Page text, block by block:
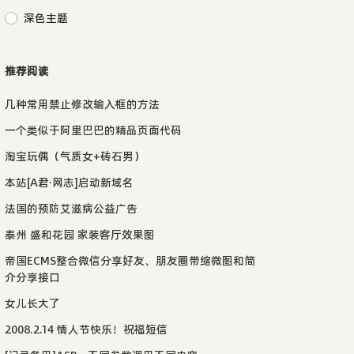
深色主题
推荐阅读
几种常用禁止修改输入框的方法
一个类似于阿里巴巴的精品页面代码
淘宝玩偶（气质女+砖石男）
本站[A君·网志]启动新域名
法国的预防艾滋病公益广告
泰州 盛和花园 家装客厅效果图
帝国ECMS整合微信分享好友、朋友圈带缩微图和简
介分享接口
女儿长大了
2008.2.14 情人节快乐！祝福短信